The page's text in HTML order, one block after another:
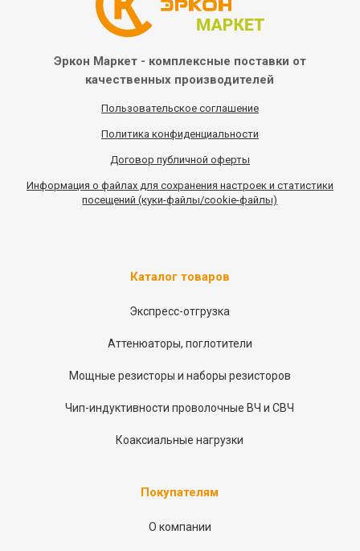
Эркон Маркет - комплексные поставки от
качественных производителей
Пользовательское соглашение
Политика конфиденциальности
Договор публичной оферты
Информация о файлах для сохранения настроек и статистики
посещений (куки-файлы/cookie-файлы)
Каталог товаров
Экспресс-отгрузка
Аттенюаторы, поглотители
Мощные резисторы и наборы резисторов
Чип-индуктивности проволочные ВЧ и СВЧ
Коаксиальные нагрузки
Покупателям
О компании